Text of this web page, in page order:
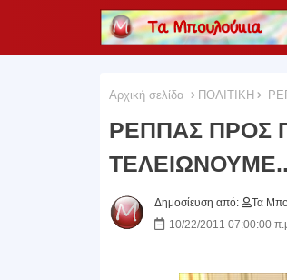
Αρχική σελίδα ΠΟΛΙΤΙΚΗ
ΡΕΠΠΑΣ ΠΡΟΣ
Δημοσίευση από:
Τα
10/22/2011 07:00:00